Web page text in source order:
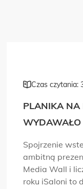
Czas czytania:
PLANIKA NA
STAŁO SIĘ
Spojrzenie
ambitną
Media Wall i
roku iSaloni to